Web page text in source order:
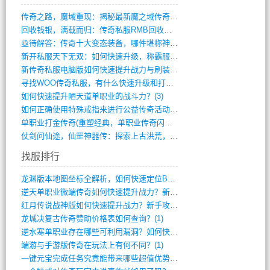
传奇之路，魔域重现：揭秘最新魔之域传奇攻(712)
回收钱银，满载而归：传奇私服RMB回收装(548)
亟待解答：传奇十大变态装备，哪件堪称神器(347)
新开私服天下无双：如何快速升级，称霸服务(681)
新传奇私服电脑版如何快速提升战力与刷装备(835)
寻找WOO传奇私服，有什么快速升级和打宝(864)
如何快速提升陋天道单职业的战斗力？(3)
如何正确使用特殊戒指来进行公益传奇活动？(10)
单职业打金传奇(重塑经典，单职业传奇闪耀(10)
仗剑问仙途，仙罡神器传：探索上古洪荒，揭(813)
找服排行
龙渊版本地图坐标全解析，如何快速定位BO(3)
逆天单职业微端传奇如何快速提升战力？新手(2)
红月传说战神版如何快速提升战力？新手攻略(2)
龙城决复古传奇赞助价格表如何查询？(1)
逆水寒单职业存在哪些可利用漏洞？如何快速(1)
端游与手游版传奇在玩法上有何不同？(1)
一键元宝完成任务究竟能带来哪些超值优势？(0)